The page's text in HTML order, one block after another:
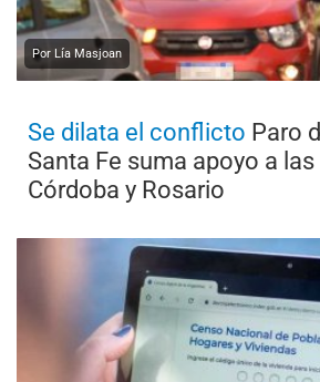
Por Lía Masjoan
Se dilata el conflicto Paro
Santa Fe suma apoyo a
Córdoba y Rosario